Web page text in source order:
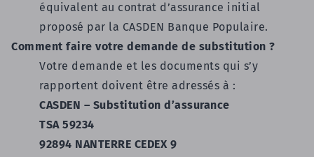
équivalent au contrat d’assurance initial
proposé par la CASDEN Banque Populaire.
Comment faire votre demande de substitution ?
Votre demande et les documents qui s’y
rapportent doivent être adressés à :
CASDEN – Substitution d’assurance
TSA 59234
92894 NANTERRE CEDEX 9